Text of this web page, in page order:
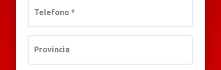
Telefono *
Provincia